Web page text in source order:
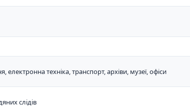
техніка, транспорт, архіви, музеї, офіси
слідів